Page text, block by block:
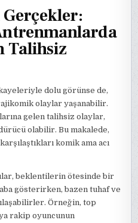
Gerçekler:
Talihsiz
dolu görünse de,
olaylar yaşanabilir.
gelen talihsiz olaylar,
olabilir. Bu makalede,
komik ama acı
beklentilerin ötesinde bir
gösterirken, bazen tuhaf ve
Örneğin, top
rakip oyuncunun